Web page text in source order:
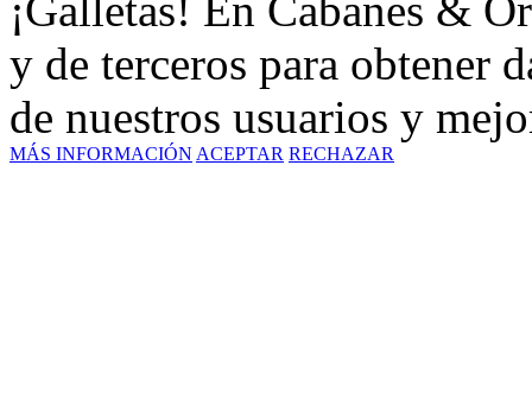
y de terceros para obtener
de nuestros usuarios y
MÁS INFORMACIÓN ACEPTAR RECHAZAR